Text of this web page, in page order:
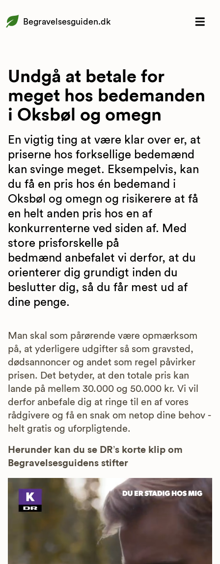
Begravelsesguiden.dk
Undgå at betale for
meget hos bedemanden
i Oksbøl og omegn
En vigtig ting at være klar over er, at
priserne hos forksellige bedemænd
kan svinge meget. Eksempelvis, kan
du få en pris hos én bedemand i
Oksbøl og omegn og risikerere at få
en helt anden pris hos en af
konkurrenterne ved siden af. Med
store prisforskelle på
bedmænd anbefalet vi derfor, at du
orienterer dig grundigt inden du
beslutter dig, så du får mest ud af
dine penge.
Man skal som pårørende være opmærksom
på, at yderligere udgifter så som gravsted,
dødsannoncer og andet som regel påvirker
prisen. Det betyder, at den totale pris kan
lande på mellem 30.000 og 50.000 kr. Vi vil
derfor anbefale dig at ringe til en af vores
rådgivere og få en snak om netop dine behov -
helt gratis og uforpligtende.
Herunder kan du se DR’s korte klip om
Begravelsesguidens stifter